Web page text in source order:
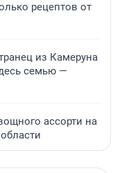
рецептов от
из Камеруна
семью —
ассорти на